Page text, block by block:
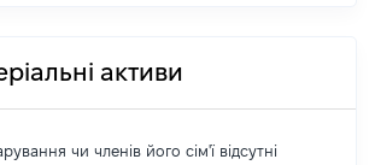
активи
чи членів його сім'ї відсутні